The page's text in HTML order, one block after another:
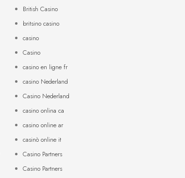
British Casino
britsino casino
casino
Casino
casino en ligne fr
casino Nederland
Casino Nederland
casino onlina ca
casino online ar
casinò online it
Casino Partners
Casino Partners